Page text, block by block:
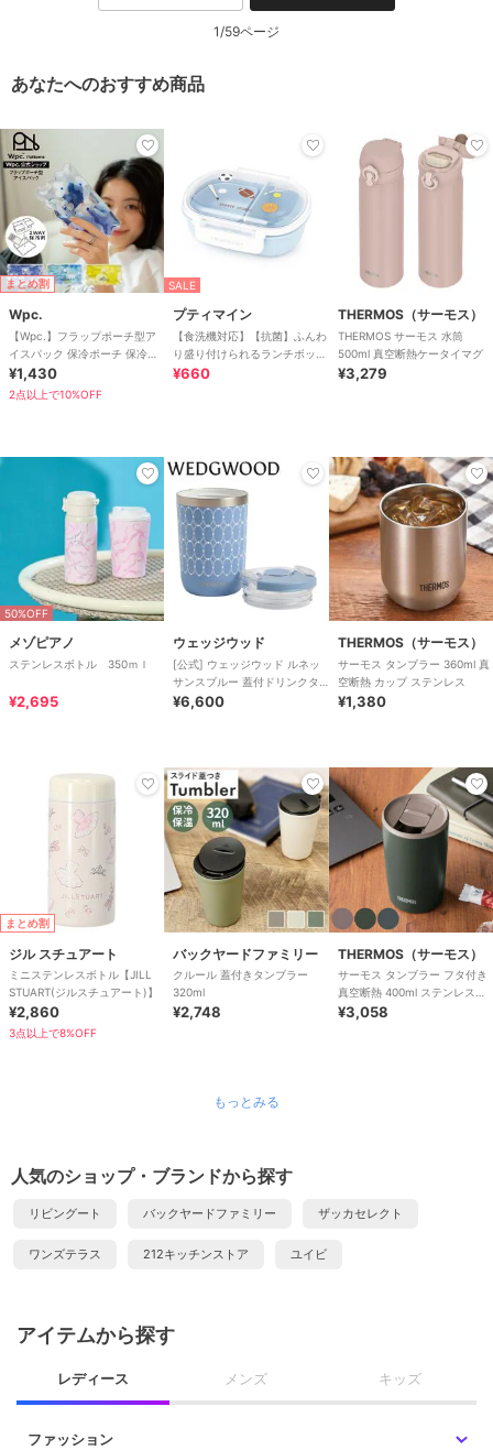
1/59ページ
あなたへのおすすめ商品
まとめ割
Wpc.
【Wpc.】フラップポーチ型ア
イスパック 保冷ポーチ 保冷剤
大判
¥1,430
2点以上で10%OFF
SALE
プティマイン
【食洗機対応】【抗菌】ふんわ
り盛り付けられるランチボック
ス
¥660
THERMOS（サーモス）
THERMOS サーモス 水筒
500ml 真空断熱ケータイマグ
¥3,279
50%OFF
メゾピアノ
ステンレスボトル 350ｍｌ
¥2,695
ウェッジウッド
[公式] ウェッジウッド ルネッ
サンスブルー 蓋付ドリンクタ
ンブラー
¥6,600
THERMOS（サーモス）
サーモス タンブラー 360ml 真
空断熱 カップ ステンレス
¥1,380
まとめ割
ジル スチュアート
ミニステンレスボトル【JILL
STUART(ジルスチュアート)】
¥2,860
3点以上で8%OFF
バックヤードファミリー
クルール 蓋付きタンブラー
320ml
¥2,748
THERMOS（サーモス）
サーモス タンブラー フタ付き
真空断熱 400ml ステンレス
JDP-401
¥3,058
もっとみる
人気のショップ・ブランドから探す
リビングート バックヤードファミリー ザッカセレクト
ワンズテラス 212キッチンストア ユイビ
アイテムから探す
レディース メンズ キッズ
ファッション